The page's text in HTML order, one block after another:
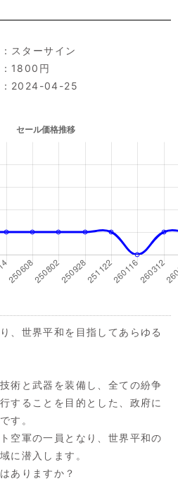
スターサイン
1800円
2024-04-25
、世界平和を目指してあらゆる
術と武器を装備し、全ての紛争
することを目的とした、政府に
す。
空軍の一員となり、世界平和の
に潜入します。
ありますか？